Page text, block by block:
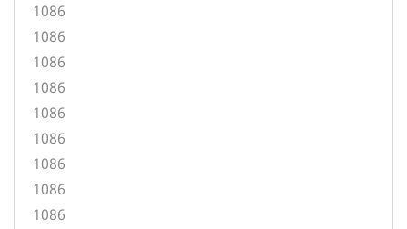
1086
1086
1086
1086
1086
1086
1086
1086
1086